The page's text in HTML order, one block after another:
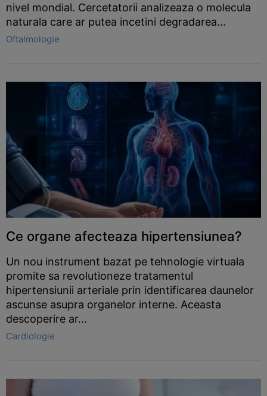
nivel mondial. Cercetatorii analizeaza o molecula
naturala care ar putea incetini degradarea...
Oftalmologie
Ce organe afecteaza hipertensiunea?
Un nou instrument bazat pe tehnologie virtuala
promite sa revolutioneze tratamentul
hipertensiunii arteriale prin identificarea daunelor
ascunse asupra organelor interne. Aceasta
descoperire ar...
Cardiologie